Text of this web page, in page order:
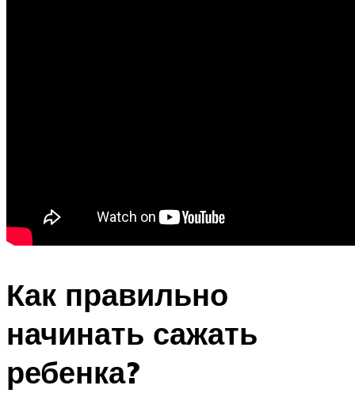
Как правильно
начинать сажать
ребенка?